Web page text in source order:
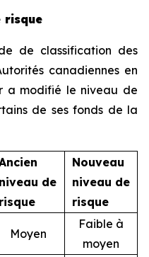
risque
de classification des
canadiennes en
a modifié le niveau de
de ses fonds de la
niveau de
risque
Nouveau
niveau de
risque
Moyen
Faible à
moyen